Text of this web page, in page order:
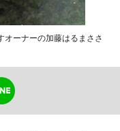
オーナーの加藤はるまささ